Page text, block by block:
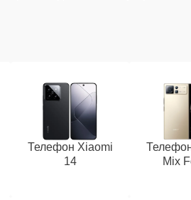
Телефон Xiaomi
14
Mix